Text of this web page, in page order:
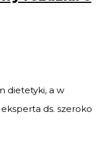
dietetyki, a w
ds. szeroko